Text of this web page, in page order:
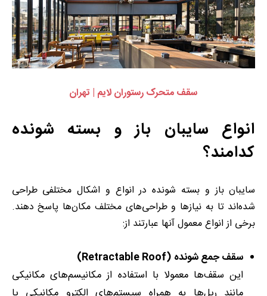
سقف متحرک رستوران لایم | تهران
انواع سایبان باز و بسته شونده
کدامند؟
سایبان باز و بسته شونده در انواع و اشکال مختلفی طراحی
شده‌اند تا به نیازها و طراحی‌های مختلف مکان‌ها پاسخ دهند.
برخی از انواع معمول آنها عبارتند از:
سقف جمع شونده (Retractable Roof)
این سقف‌ها معمولا با استفاده از مکانیسم‌های مکانیکی